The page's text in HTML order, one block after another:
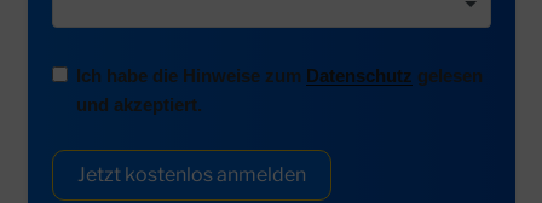
Ich habe die Hinweise zum Datenschutz gelesen
und akzeptiert.
Jetzt kostenlos anmelden